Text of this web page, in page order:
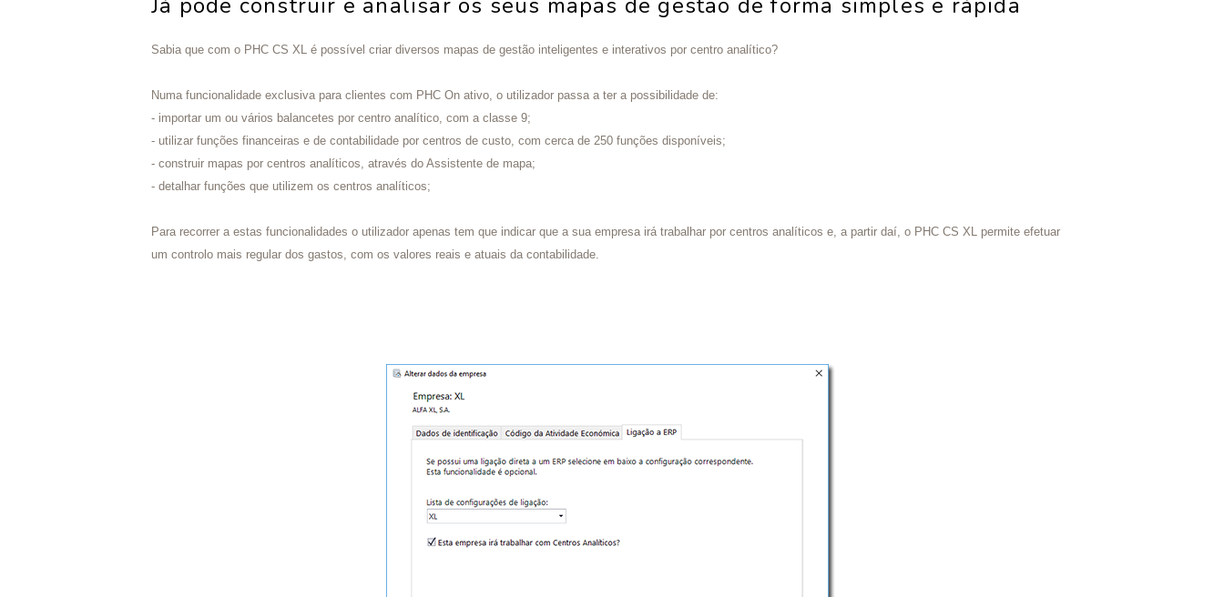
Sabia que com o PHC CS XL é possível criar diversos mapas de gestão inteligentes e interativos por centro analítico?
Numa funcionalidade exclusiva para clientes com PHC On ativo, o utilizador passa a ter a possibilidade de:
- importar um ou vários balancetes por centro analítico, com a classe 9;
- utilizar funções financeiras e de contabilidade por centros de custo, com cerca de 250 funções disponíveis;
- construir mapas por centros analíticos, através do Assistente de mapa;
- detalhar funções que utilizem os centros analíticos;
Para recorrer a estas funcionalidades o utilizador apenas tem que indicar que a sua empresa irá trabalhar por centros analíticos e, a partir daí, o PHC CS XL permite efetuar
um controlo mais regular dos gastos, com os valores reais e atuais da contabilidade.